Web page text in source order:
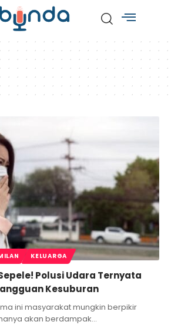
KELUARGA
Polusi Udara Ternyata
Kesuburan
ini masyarakat mungkin berpikir
akan berdampak…